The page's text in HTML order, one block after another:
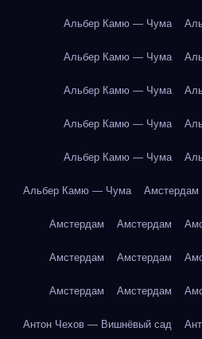
Альбер Камю — Чума
Альбер Камю — Чума
Альбер Камю — Чума
Альбер Камю — Чума
Альбер Камю — Чума
Альбер Камю — Чума Амстердам
Амстердам Амстердам
Амстердам Амстердам
Амстердам Амстердам
Антон Чехов — Вишнёвый сад